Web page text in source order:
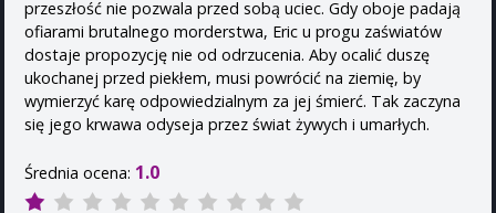
przeszłość nie pozwala przed sobą uciec. Gdy oboje padają
ofiarami brutalnego morderstwa, Eric u progu zaświatów
dostaje propozycję nie od odrzucenia. Aby ocalić duszę
ukochanej przed piekłem, musi powrócić na ziemię, by
wymierzyć karę odpowiedzialnym za jej śmierć. Tak zaczyna
się jego krwawa odyseja przez świat żywych i umarłych.
Średnia ocena: 1.0